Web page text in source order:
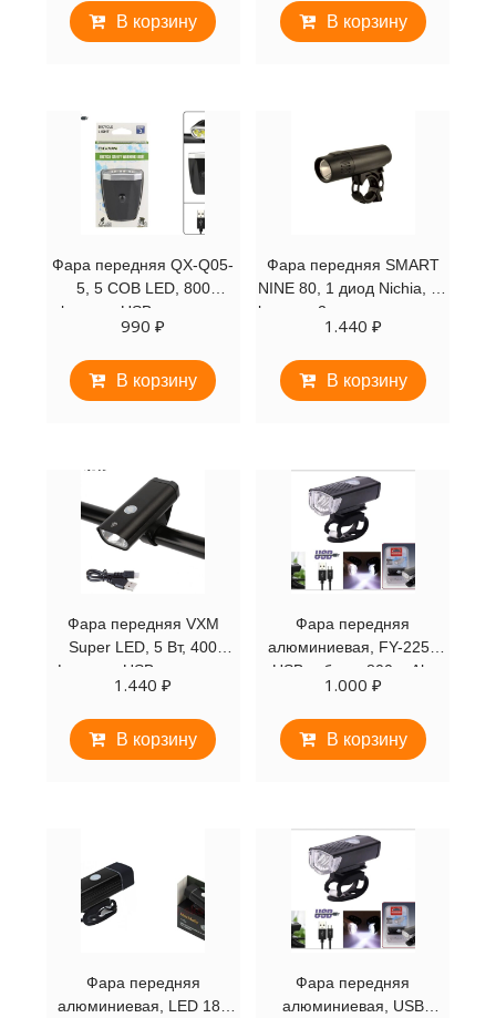
В корзину В корзину
Фара передняя QX-Q05-
5, 5 COB LED, 800
lumens, USB зарядка с
аккумулятором 480 mAh,
4 режима работы
990₽
В корзину
Фара передняя SMART
NINE 80, 1 диод Nichia, 80
lumens, 2 режима, крепеж
на руль 22.4-31.8 мм
1.440 ₽
В корзину
Фара передняя VXM
Super LED, 5 Вт, 400
Lumens, USB зарядка с
аккумулятором 1800 mAh
1.440₽
В корзину
Фара передняя
алюминиевая, FY-2255
USB кабель, 800 mAh,
CREE LED, 300 Lum, 3
режима работы, комплект
с диодными колпачками
на колеса,
1.000 ₽
В корзину
Фара передняя
алюминиевая, LED 180
Фара передняя
алюминиевая, USB